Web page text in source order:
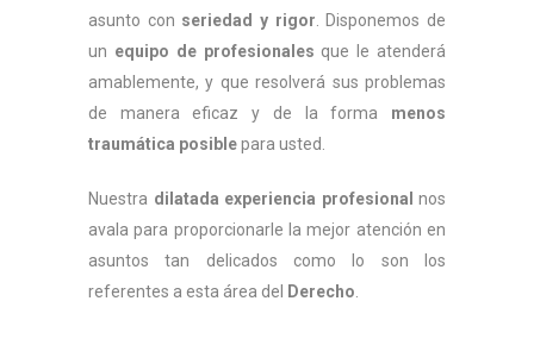
asunto con seriedad y rigor . Disponemos de
un equipo de profesionales que le atenderá
amablemente, y que resolverá sus problemas
de manera eficaz y de la forma menos
traumática posiblepara usted.
Nuestra dilatada experiencia profesional nos
avala para proporcionarle la mejor atención en
asuntos tan delicados como lo son los
referentes a esta área del
Derecho